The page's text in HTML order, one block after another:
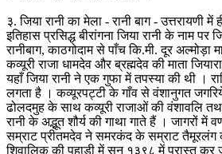
३. जिया रानी का मेला - रानी बाग - उत्तरायणी में
इतिहास प्रसिद्ध बीरांगना जिया रानी के नाम पर
रानीबाग, काठगोदाम से पाँच कि.मी. दूर अल्मोड़ा
कव्यूरी राजा धामदेव और ब्रह्मदेव की माता
यहाँ जिया रानी ने एक गुफा में तपस्या की थी ।
लगता है । कव्यूरपट्टी के गाँव से वंशानुगत
ढोलदमुह के साथ कव्यूरी राजाओं की वंशावलि तथा
रानी के अद्भूत शौर्य की गाथा गाते हैं । जागरों में
सम्राट प्रीतमदेव ने समरकंद के सम्राट तैमूरलंग
शिवालिक की पहाड़ी में सन् १३९८ में परास्त कर